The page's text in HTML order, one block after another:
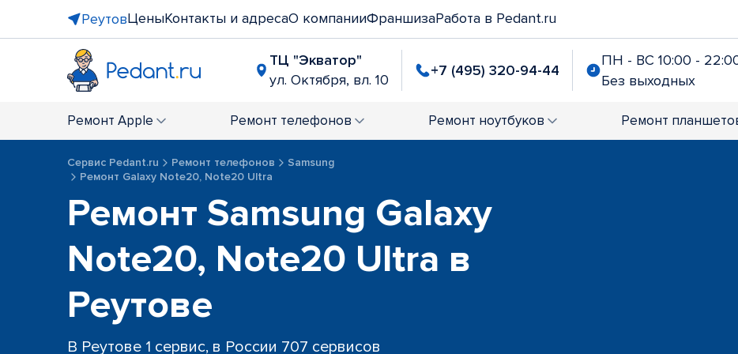
РеутовЦеныКонтакты и адресаО компанииФраншизаРабота в Pedant.ru
ТЦ "Экватор"
ул. Октября, вл. 10
+7 (495) 320-94-44
ПН - ВС 10:00 -
Без выходных
Ремонт Apple Ремонт телефонов Ремонт ноутбуков Ремонт
Сервис Pedant.ru Ремонт телефонов
Samsung
Ремонт Galaxy Note20, Note20 Ultra
Ремонт Samsung Galaxy
Note20, Note20 Ultra в
Реутове
В Реутове 1 сервис, в России 707 сервисов